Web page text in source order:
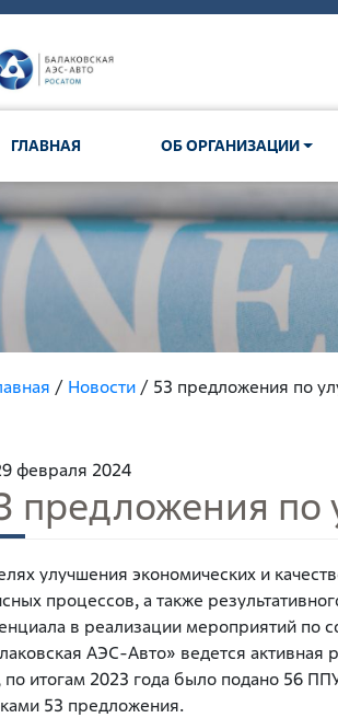
ГЛАВНАЯ ОБ ОРГАНИЗАЦИИ
/ Новости/ 53 предложения по
февраля 2024
предложения
улучшения экономических и
процессов, а также
в реализации мероприятий по
АЭС-Авто» ведется
по итогам 2023 года было подано 56
53 предложения.